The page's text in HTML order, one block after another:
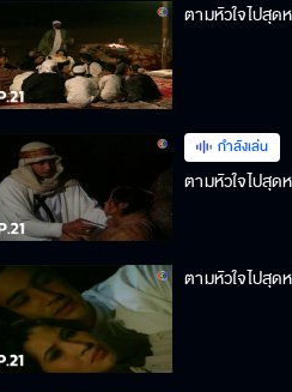
ตามหัวใจไปสุ
กำลังเล่น
ตามหัวใจไปสุ
ตามหัวใจไปสุ